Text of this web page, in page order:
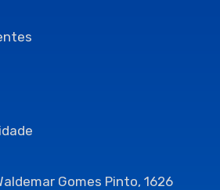
Gomes Pinto, 1626